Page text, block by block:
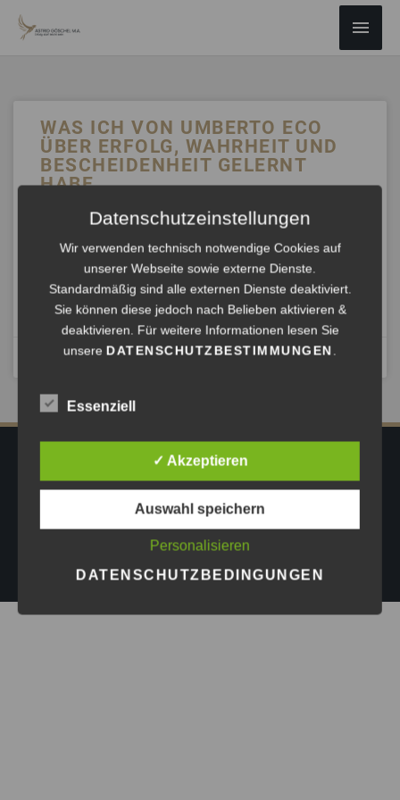
INHALT
WAS ICH VON UMBERTO ECO
ÜBER ERFOLG, WAHRHEIT UND
BESCHEIDENHEIT GELERNT
HABE
Zuhören. Sich wirklich sehen. Spüren. Dann handeln. Das
ist die Basis für Resonanz, Wandel und echten,
nachhaltigen Erfolg.
ANHÖREN »
Mai 11, 2025
IMPRESSUM DATENSCHUTZ
PRESSE
Copyright © 2026Astrid Göschel M.A. - Erfolg darf leicht
Datenschutzeinstellungen
Wir verwenden technisch notwendige Cookies auf
unserer Webseite sowie externe Dienste.
Standardmäßig sind alle externen Dienste deaktiviert.
Sie können diese jedoch nach Belieben aktivieren &
deaktivieren. Für weitere Informationen lesen Sie
unsereDATENSCHUTZBESTIMMUNGEN.
Essenziell
✓ Akzeptieren
Auswahl speichern
Personalisieren
DATENSCHUTZBEDINGUNGEN